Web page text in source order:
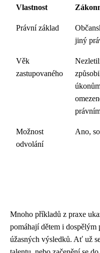
Vlastnost
Právní základ
jiný
Věk
zastupovaného
Možnost
odvolání
Ano,
Mnoho příkladů z praxe
pomáhají dětem i dospělým
úžasných výsledků. Ať už